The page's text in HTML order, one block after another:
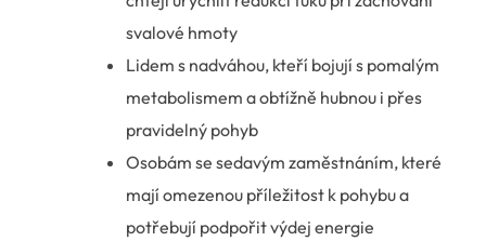
svalové hmoty
Lidem s nadváhou, kteří bojují s pomalým
metabolismem a obtížně hubnou i přes
pravidelný pohyb
Osobám se sedavým zaměstnáním, které
mají omezenou příležitost k pohybu a
potřebují podpořit výdej energie